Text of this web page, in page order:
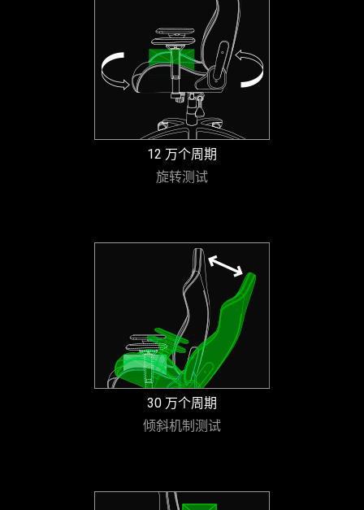
12 万个周期
旋转测试
30 万个周期
倾斜机制测试